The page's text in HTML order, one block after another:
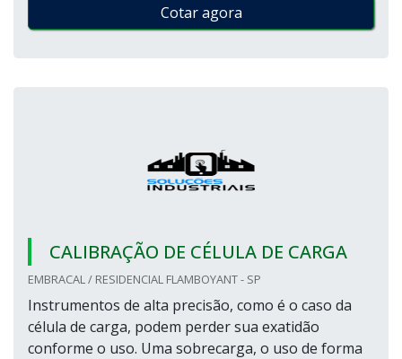
Cotar agora
CALIBRAÇÃO DE CÉLULA DE CARGA
EMBRACAL / RESIDENCIAL FLAMBOYANT - SP
Instrumentos de alta precisão, como é o caso da
célula de carga, podem perder sua exatidão
conforme o uso. Uma sobrecarga, o uso de forma